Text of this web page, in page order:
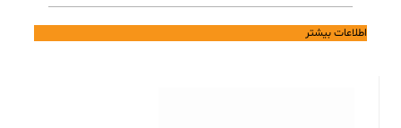
اطلاعات بیشتر